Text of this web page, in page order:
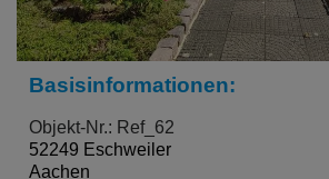
Basisinformationen:
Objekt-Nr.: Ref_62
52249 Eschweiler
Aachen